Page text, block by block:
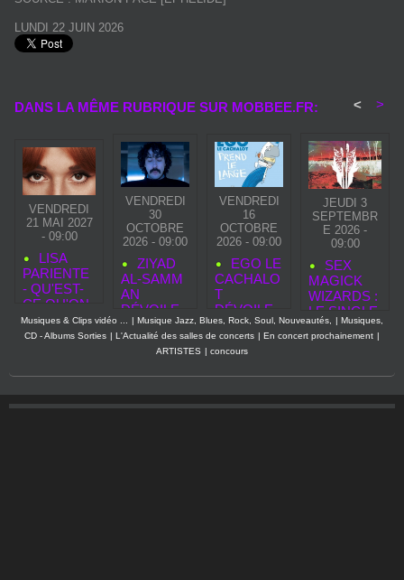
LUNDI 22 JUIN 2026
DANS LA MÊME RUBRIQUE SUR MOBBEE.FR: < >
VENDREDI
21 MAI 2027
- 09:00
LISA
PARIENTE
- QU'EST-
CE QU'ON
SE
RESSEMB
VENDREDI
30
OCTOBRE
2026 - 09:00
ZIYAD
AL‑SAMM
AN
DÉVOILE
«
SECOND
TOUCH »,
AVANT LA
VENDREDI
16
OCTOBRE
2026 - 09:00
EGO LE
CACHALO
T
DÉVOILE
EGO LE
CACHALO
T PREND
JEUDI 3
SEPTEMBR
E 2026 -
09:00
SEX
MAGICK
WIZARDS :
LE SINGLE
“TRANSFO
RM”
UN ALBUM
POUR
Musiques & Clips vidéo ... | Musique Jazz, Blues, Rock, Soul, Nouveautés, | Musiques,
CD - Albums Sorties | L'Actualité des salles de concerts | En concert prochainement |
ARTISTES | concours